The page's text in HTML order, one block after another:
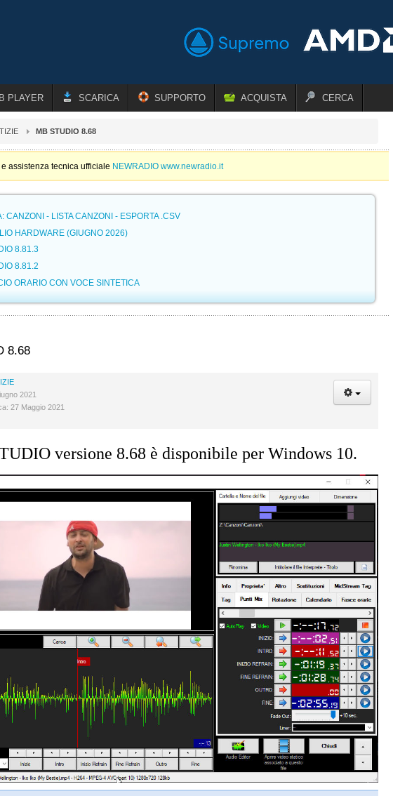
PLAYER SCARICA SUPPORTO ACQUISTA CERCA
MB STUDIO 8.68
assistenza tecnica ufficiale NEWRADIO www.newradio.it
CANZONI - LISTA CANZONI - ESPORTA .CSV
HARDWARE (GIUGNO 2026)
8.81.3
8.81.2
ORARIO CON VOCE SINTETICA
8.68
2021
27 Maggio 2021
versione 8.68 è disponibile per Windows 10.